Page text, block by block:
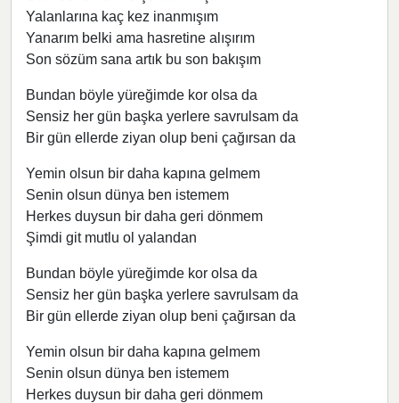
Yalanlarına kaç kez inanmışım
Yanarım belki ama hasretine alışırım
Son sözüm sana artık bu son bakışım
Bundan böyle yüreğimde kor olsa da
Sensiz her gün başka yerlere savrulsam da
Bir gün ellerde ziyan olup beni çağırsan da
Yemin olsun bir daha kapına gelmem
Senin olsun dünya ben istemem
Herkes duysun bir daha geri dönmem
Şimdi git mutlu ol yalandan
Bundan böyle yüreğimde kor olsa da
Sensiz her gün başka yerlere savrulsam da
Bir gün ellerde ziyan olup beni çağırsan da
Yemin olsun bir daha kapına gelmem
Senin olsun dünya ben istemem
Herkes duysun bir daha geri dönmem